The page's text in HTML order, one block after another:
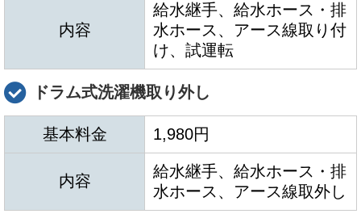
内容
給水継手、給水ホース・排
水ホース、アース線取り付
け、試運転
ドラム式洗濯機取り外し
基本料金 1,980円
内容
給水継手、給水ホース・排
水ホース、アース線取外し